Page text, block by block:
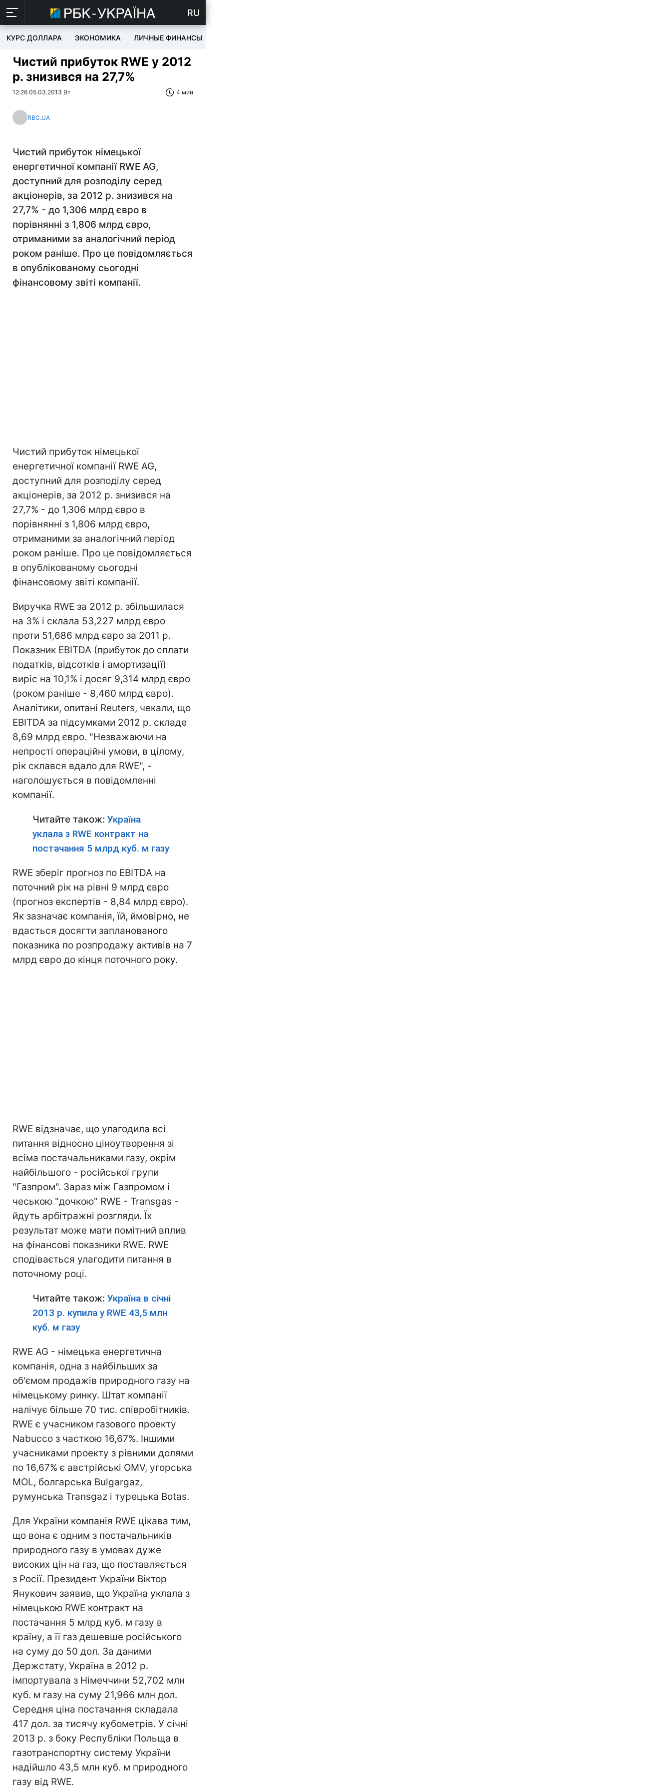
RU
КУРС ДОЛЛАРА ЭКОНОМИКА ЛИЧНЫЕ ФИНАНСЫ
Чистий прибуток RWE у 2012
р. знизився на 27,7%
12:26 05.03.2013 Вт 4 мин
RBC.UA
Чистий прибуток німецької
енергетичної компанії RWE AG,
доступний для розподілу серед
акціонерів, за 2012 р. знизився на
27,7% - до 1,306 млрд євро в
порівнянні з 1,806 млрд євро,
отриманими за аналогічний період
роком раніше. Про це повідомляється
в опублікованому сьогодні
фінансовому звіті компанії.
Чистий прибуток німецької
енергетичної компанії RWE AG,
доступний для розподілу серед
акціонерів, за 2012 р. знизився на
27,7% - до 1,306 млрд євро в
порівнянні з 1,806 млрд євро,
отриманими за аналогічний період
роком раніше. Про це повідомляється
в опублікованому сьогодні
фінансовому звіті компанії.
Виручка RWE за 2012 р. збільшилася
на 3% і склала 53,227 млрд євро
проти 51,686 млрд євро за 2011 р.
Показник EBITDA (прибуток до сплати
податків, відсотків і амортизації)
виріс на 10,1% і досяг 9,314 млрд євро
(роком раніше - 8,460 млрд євро).
Аналітики, опитані Reuters, чекали, що
EBITDA за підсумками 2012 р. складе
8,69 млрд євро. "Незважаючи на
непрості операційні умови, в цілому,
рік склався вдало для RWE", -
наголошується в повідомленні
компанії.
Читайте також: Україна
уклала з RWE контракт на
постачання 5 млрд куб. м газу
RWE зберіг прогноз по EBITDA на
поточний рік на рівні 9 млрд євро
(прогноз експертів - 8,84 млрд євро).
Як зазначає компанія, їй, ймовірно, не
вдасться досягти запланованого
показника по розпродажу активів на 7
млрд євро до кінця поточного року.
RWE відзначає, що улагодила всі
питання відносно ціноутворення зі
всіма постачальниками газу, окрім
найбільшого - російської групи
"Газпром". Зараз між Газпромом і
чеською "дочкою" RWE - Transgas -
йдуть арбітражні розгляди. Їх
результат може мати помітний вплив
на фінансові показники RWE. RWE
сподівається улагодити питання в
поточному році.
Читайте також: Україна в січні
2013 р. купила у RWE 43,5 млн
куб. м газу
RWE AG - німецька енергетична
компанія, одна з найбільших за
об'ємом продажів природного газу на
німецькому ринку. Штат компанії
налічує більше 70 тис. співробітників.
RWE є учасником газового проекту
Nabucco з часткою 16,67%. Іншими
учасниками проекту з рівними долями
по 16,67% є австрійські OMV, угорська
MOL, болгарська Bulgargaz,
румунська Transgaz і турецька Botas.
Для України компанія RWE цікава тим,
що вона є одним з постачальників
природного газу в умовах дуже
високих цін на газ, що поставляється
з Росії. Президент України Віктор
Янукович заявив, що Україна уклала з
німецькою RWE контракт на
постачання 5 млрд куб. м газу в
країну, а її газ дешевше російського
на суму до 50 дол. За даними
Держстату, Україна в 2012 р.
імпортувала з Німеччини 52,702 млн
куб. м газу на суму 21,966 млн дол.
Середня ціна постачання складала
417 дол. за тисячу кубометрів. У січні
2013 р. з боку Республіки Польща в
газотранспортну систему України
надійшло 43,5 млн куб. м природного
газу від RWE.